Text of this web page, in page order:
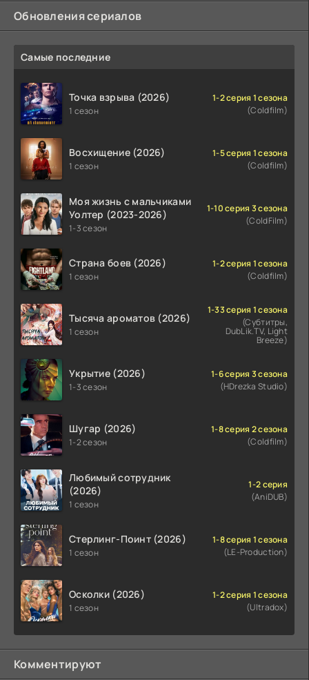
Обновления сериалов
Самые последние
Точка взрыва (2026)
1 сезон
1-2 серия 1 сезона
(Coldfilm)
Восхищение (2026)
1 сезон
1-5 серия 1 сезона
(Coldfilm)
Моя жизнь с мальчиками
Уолтер (2023-2026)
1-3 сезон
1-10 серия 3 сезона
(ColdFilm)
Страна боев (2026)
1 сезон
1-2 серия 1 сезона
(Coldfilm)
Тысяча ароматов (2026)
1 сезон
1-33 серия 1 сезона
(Субтитры,
DubLik.TV, Light
Breeze)
Укрытие (2026)
1-3 сезон
1-6 серия 3 сезона
(HDrezka Studio)
Шугар (2026)
1-2 сезон
1-8 серия 2 сезона
(Coldfilm)
Любимый сотрудник
(2026)
1 сезон
1-2 серия
(AniDUB)
Стерлинг-Поинт (2026)
1 сезон
1-8 серия 1 сезона
(LE-Production)
Осколки (2026)
1 сезон
1-2 серия 1 сезона
(Ultradox)
Комментируют